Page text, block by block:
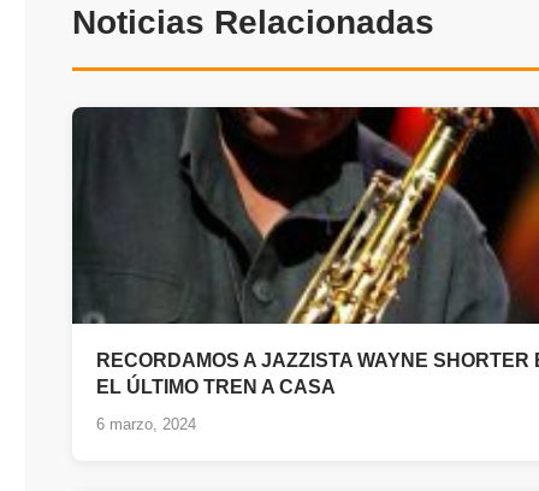
Noticias Relacionadas
RECORDAMOS A JAZZISTA WAYNE SHORTER
EL ÚLTIMO TREN A CASA
6 marzo, 2024